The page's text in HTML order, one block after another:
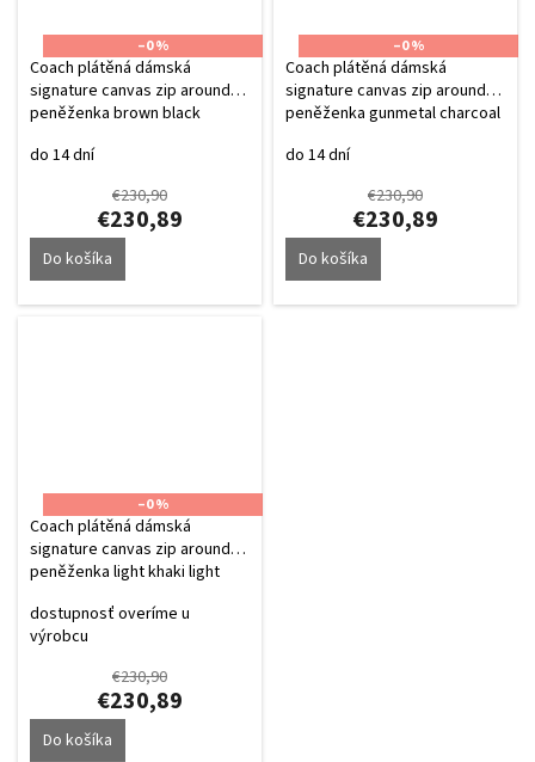
–0 %
Coach plátěná dámská
signature canvas zip around
peněženka brown black
do 14 dní
€230,90
€230,89
Do košíka
–0 %
Coach plátěná dámská
signature canvas zip around
peněženka gunmetal charcoal
do 14 dní
€230,90
€230,89
Do košíka
–0 %
Coach plátěná dámská
signature canvas zip around
peněženka light khaki light
dostupnosť overíme u
výrobcu
€230,90
€230,89
Do košíka